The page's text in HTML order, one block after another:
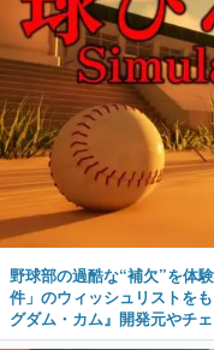
野球部の過酷な“補欠”を体
件」のウィッシュリストを
グダム・カム』開発元やチ